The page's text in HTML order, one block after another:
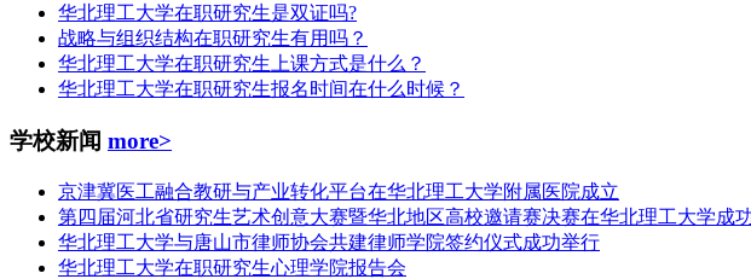
华北理工大学在职研究生是双证吗?
战略与组织结构在职研究生有用吗？
华北理工大学在职研究生上课方式是什么？
华北理工大学在职研究生报名时间在什么时候？
学校新闻 more>
京津冀医工融合教研与产业转化平台在华北理工大学附属医院成立
第四届河北省研究生艺术创意大赛暨华北地区高校邀请赛决赛在华北理工大学成
华北理工大学与唐山市律师协会共建律师学院签约仪式成功举行
华北理工大学在职研究生心理学院报告会